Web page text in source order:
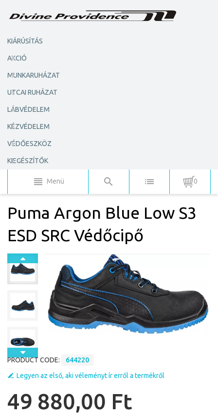
KIÁRÚSÍTÁS
AKCIÓ
MUNKARUHÁZAT
UTCAI RUHÁZAT
LÁBVÉDELEM
KÉZVÉDELEM
VÉDŐESZKÖZ
KIEGÉSZÍTŐK
Menü 0
Puma Argon Blue Low S3
ESD SRC Védőcipő
PRODUCT CODE:
644220
Legyen az első, aki véleményt ír erről a termékről
49 880,00 Ft